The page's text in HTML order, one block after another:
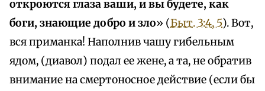
откроются глаза ваши, и вы будете, как
боги, знающие добро и зло» (Быт. 3:4, 5). Вот,
вся приманка! Наполнив чашу гибельным
ядом, (диавол) подал ее жене, а та, не обратив
внимание на смертоносное действие (если бы